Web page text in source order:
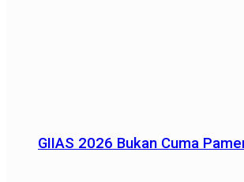
GIIAS 2026 Bukan Cuma